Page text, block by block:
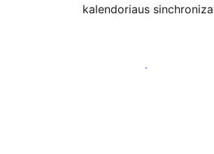
kalendoriaus
Pradėti jau šiandien